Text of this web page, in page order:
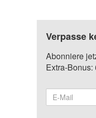
Verpasse
Abonniere
Extra-